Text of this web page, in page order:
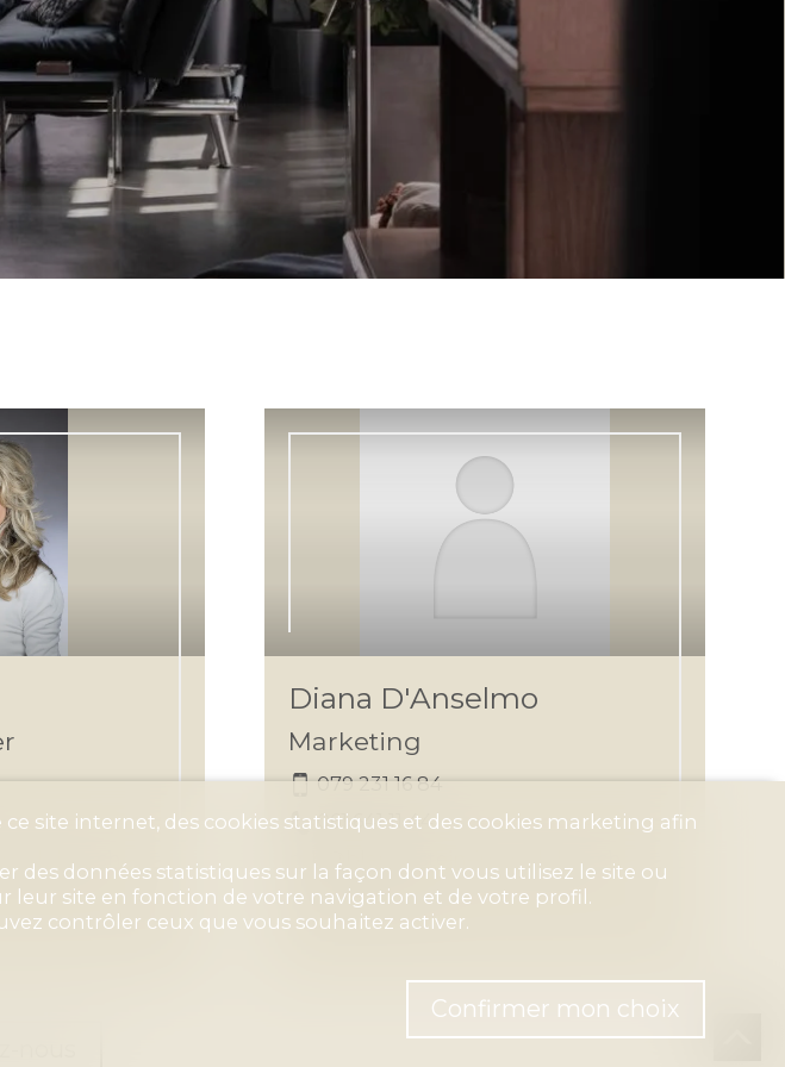
Diana D'Anselmo
Marketing
079 231 16 84
061 641 11 44
mb@blauenstein-immobilien.ch
FR-DE-EN- IT
site internet, des cookies statistiques et des cookies marketing afin
des données statistiques sur la façon dont vous utilisez le site ou
leur site en fonction de votre navigation et de votre profil.
contrôler ceux que vous souhaitez activer.
Confirmer mon choix